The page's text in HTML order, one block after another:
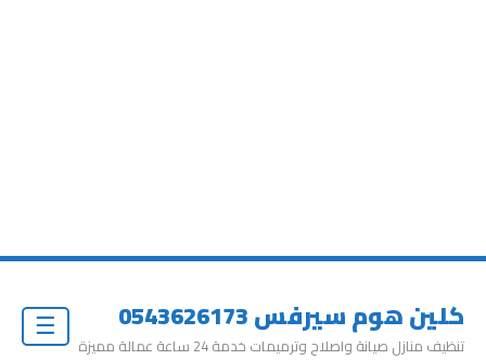
كلين هوم سيرفس 0543626173
تنظيف منازل صيانة واصلاح وترميمات خدمة 24 ساعة عمالة مميزة